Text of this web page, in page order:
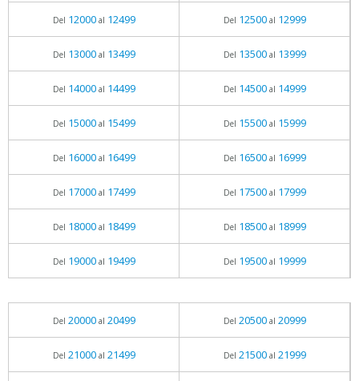
Del 12000al 12499 Del 12500al 12999
Del 13000al 13499 Del 13500al 13999
Del 14000al 14499 Del 14500al 14999
Del 15000al 15499 Del 15500al 15999
Del 16000al 16499 Del 16500al 16999
Del 17000al 17499 Del 17500al 17999
Del 18000al 18499 Del 18500al 18999
Del 19000al 19499 Del 19500al 19999
Del 20000al 20499 Del 20500al 20999
Del 21000al 21499 Del 21500al 21999